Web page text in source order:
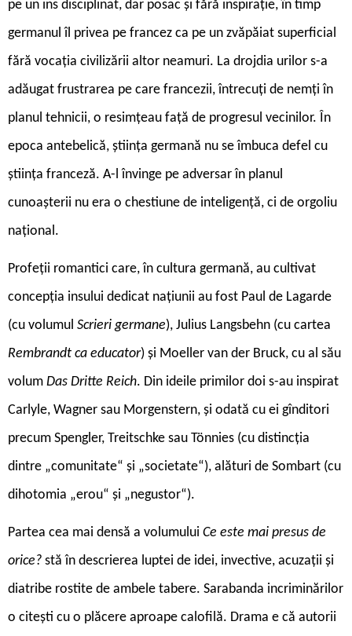
pe un ins disciplinat, dar posac și fără inspirație, în timp
germanul îl privea pe francez ca pe un zvăpăiat superficial
fără vocația civilizării altor neamuri. La drojdia urilor s-a
adăugat frustrarea pe care francezii, întrecuți de nemți în
planul tehnicii, o resimțeau față de progresul vecinilor. În
epoca antebelică, știința germană nu se îmbuca defel cu
știința franceză. A-l învinge pe adversar în planul
cunoașterii nu era o chestiune de inteligență, ci de orgoliu
național.
Profeții romantici care, în cultura germană, au cultivat
concepția insului dedicat națiunii au fost Paul de Lagarde
(cu volumul Scrieri germane), Julius Langsbehn (cu cartea
Rembrandt ca educator) și Moeller van der Bruck, cu al său
volum Das Dritte Reich. Din ideile primilor doi s-au inspirat
Carlyle, Wagner sau Morgenstern, și odată cu ei gînditori
precum Spengler, Treitschke sau Tönnies (cu distincția
dintre „comunitate“ și „societate“), alături de Sombart (cu
dihotomia „erou“ și „negustor“).
Partea cea mai densă a volumului Ce este mai presus de
orice? stă în descrierea luptei de idei, invective, acuzații și
diatribe rostite de ambele tabere. Sarabanda incriminărilor
o citești cu o plăcere aproape calofilă. Drama e că autorii